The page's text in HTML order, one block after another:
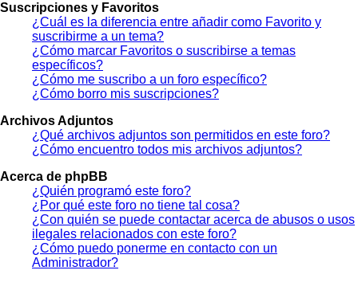
Suscripciones y Favoritos
¿Cuál es la diferencia entre añadir como Favorito y
suscribirme a un tema?
¿Cómo marcar Favoritos o suscribirse a temas
específicos?
¿Cómo me suscribo a un foro específico?
¿Cómo borro mis suscripciones?
Archivos Adjuntos
¿Qué archivos adjuntos son permitidos en este foro?
¿Cómo encuentro todos mis archivos adjuntos?
Acerca de phpBB
¿Quién programó este foro?
¿Por qué este foro no tiene tal cosa?
¿Con quién se puede contactar acerca de abusos o usos
ilegales relacionados con este foro?
¿Cómo puedo ponerme en contacto con un
Administrador?